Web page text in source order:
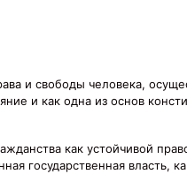
и свободы человека,
и как одна из основ
как устойчивой
государственная власть,